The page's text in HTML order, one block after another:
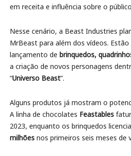
em receita e influência sobre o
Nesse cenário, a Beast Industries
MrBeast para além dos vídeos.
lançamento de brinquedos,
a criação de novos personagens
“Universo Beast”.
Alguns produtos já mostram o
A linha de chocolates Feastables
2023, enquanto os brinquedos
milhões nos primeiros seis meses de